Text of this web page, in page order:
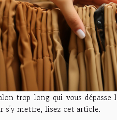
trop long qui vous
s'y mettre, lisez cet article.